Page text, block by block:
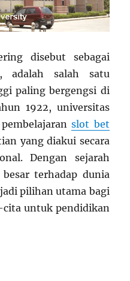
disebut sebagai
adalah salah satu
paling bergengsi di
1922, universitas
slot bet
yang diakui secara
Dengan sejarah
terhadap dunia
pilihan utama bagi
cita untuk pendidikan